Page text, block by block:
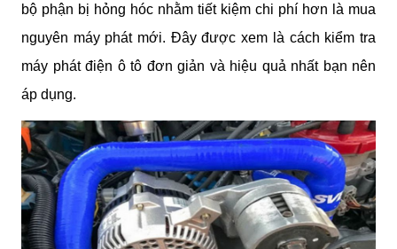
bộ phận bị hỏng hóc nhằm tiết kiệm chi phí hơn là mua
nguyên máy phát mới. Đây được xem là cách kiểm tra
máy phát điện ô tô đơn giản và hiệu quả nhất bạn nên
áp dụng.